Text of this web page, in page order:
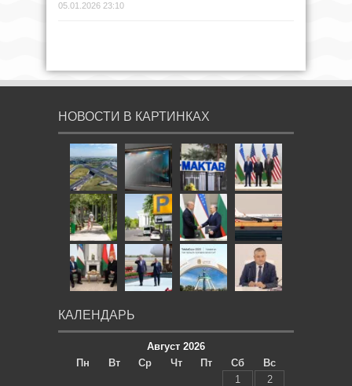
05.01.2026 23:10
НОВОСТИ В КАРТИНКАХ
КАЛЕНДАРЬ
Август 2026
Пн
Вт Ср Чт Пт Сб
Вс
1
2